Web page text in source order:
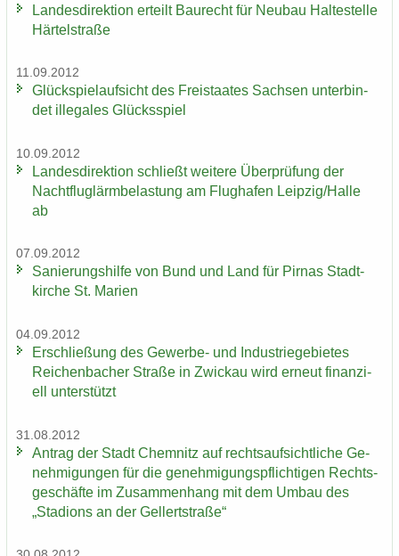
Lan­des­di­rek­ti­on er­teilt Bau­recht für Neu­bau Hal­te­stel­le
Här­tel­stra­ße
11.09.2012
Glück­spiel­auf­sicht des Frei­staa­tes Sach­sen un­ter­bin­
det il­le­ga­les Glücks­spiel
10.09.2012
Lan­des­di­rek­ti­on schließt wei­te­re Über­prü­fung der
Nacht­flug­lärm­be­las­tung am Flug­ha­fen Leip­zig/Halle
ab
07.09.2012
Sa­nie­rungs­hil­fe von Bund und Land für Pirnas Stadt­
kir­che St. Ma­ri­en
04.09.2012
Er­schlie­ßung des Gewerbe-​ und In­dus­trie­ge­bie­tes
Rei­chen­ba­cher Stra­ße in Zwi­ckau wird er­neut fi­nan­zi­
ell un­ter­stützt
31.08.2012
An­trag der Stadt Chem­nitz auf rechts­auf­sicht­li­che Ge­
neh­mi­gun­gen für die ge­neh­mi­gungs­pflich­ti­gen Rechts­
ge­schäf­te im Zu­sam­men­hang mit dem Umbau des
„Sta­di­ons an der Gel­lert­stra­ße“